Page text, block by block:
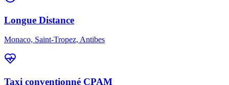
Longue Distance
Monaco, Saint-Tropez, Antibes
Taxi conventionné CPAM